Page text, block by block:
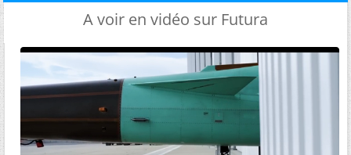
A voir en vidéo sur Futura